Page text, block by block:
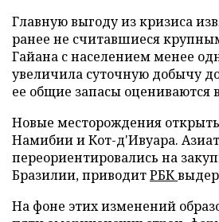
Главную выгоду из кризиса
ранее не считавшиеся
Гайана с населением менее
увеличила суточную добычу
ее общие запасы оцениваются
Новые месторождения
Намибии и Кот-д'Ивуара.
переориентировались на
Бразилии, приводитРБК
На фоне этих изменений